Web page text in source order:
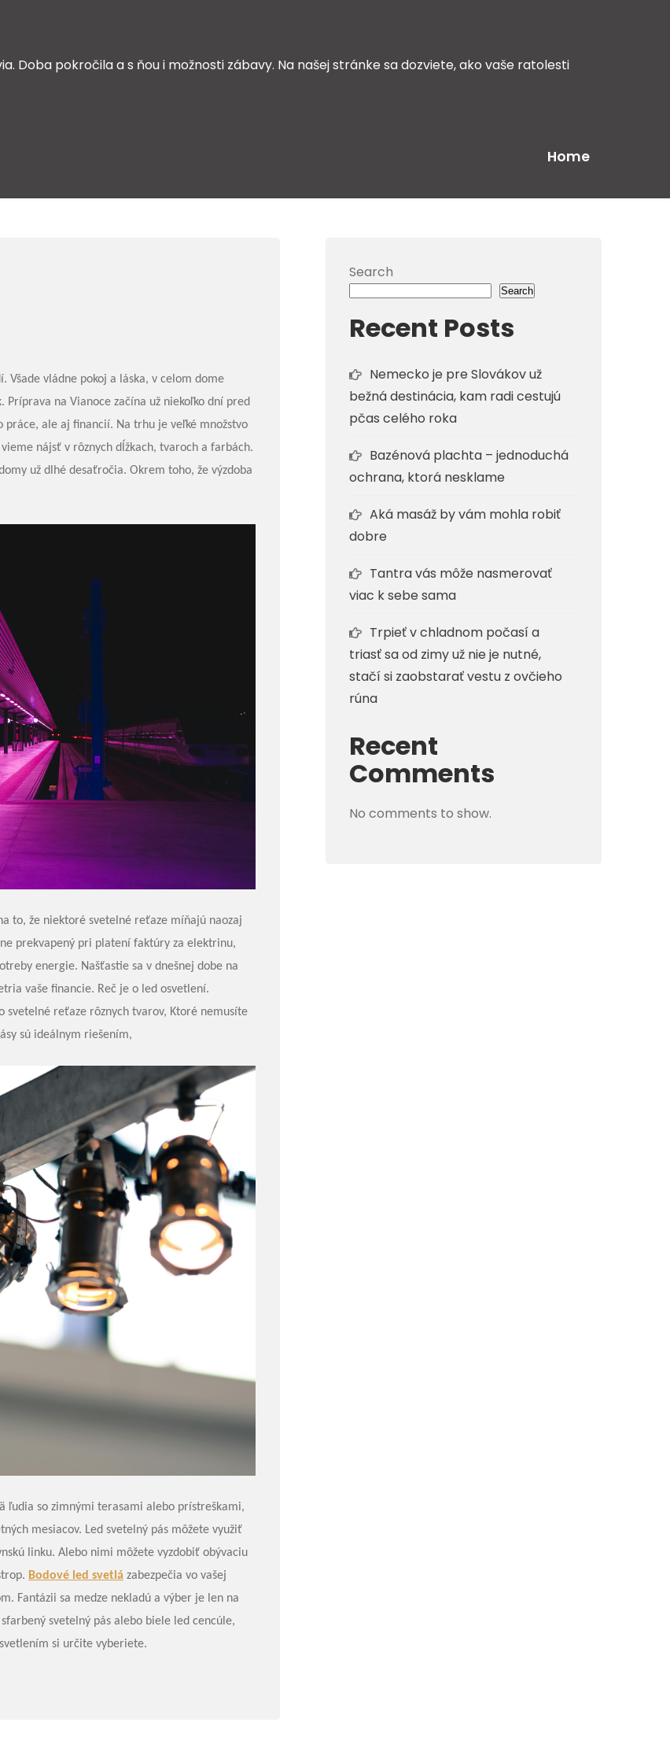
Doba pokročila a s ňou i možnosti zábavy. Na našej stránke sa dozviete, ako vaše ratolesti
Home
Všade vládne pokoj a láska, v celom dome
Príprava na Vianoce začína už niekoľko dní pred
ale aj financií. Na trhu je veľké množstvo
nájsť v rôznych dĺžkach, tvaroch a farbách.
už dlhé desaťročia. Okrem toho, že výzdoba
to, že niektoré svetelné reťaze míňajú naozaj
prekvapený pri platení faktúry za elektrinu,
energie. Našťastie sa v dnešnej dobe na
vaše financie. Reč je o led osvetlení.
svetelné reťaze rôznych tvarov, Ktoré nemusíte
sú ideálnym riešením,
ľudia so zimnými terasami alebo prístreškami,
mesiacov. Led svetelný pás môžete využiť
linku. Alebo nimi môžete vyzdobiť obývaciu
Bodové led svetlá zabezpečia vo vašej
Fantázii sa medze nekladú a výber je len na
svetelný pás alebo biele led cencúle,
si určite vyberiete.
Search
Search
Recent Posts
Nemecko je pre Slovákov už
bežná destinácia, kam radi cestujú
pčas celého roka
Bazénová plachta – jednoduchá
ochrana, ktorá nesklame
Aká masáž by vám mohla robiť
dobre
Tantra vás môže nasmerovať
viac k sebe sama
Trpieť v chladnom počasí a
triasť sa od zimy už nie je nutné,
stačí si zaobstarať vestu z ovčieho
rúna
Recent
Comments
No comments to show.